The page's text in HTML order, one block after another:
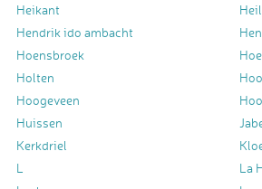
Heikant
Hendrik ido ambacht
Hoensbroek
Holten
Hoogeveen
Huissen
Kerkdriel
L
La